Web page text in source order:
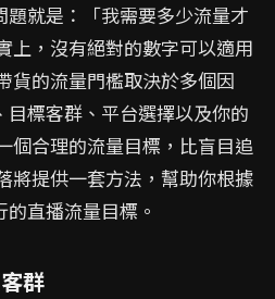
就是：「我需要多少流量才
上，沒有絕對的數字可以適用
貨的流量門檻取決於多個因
標客群、平台選擇以及你的
個合理的流量目標，比盲目追
將提供一套方法，幫助你根據
直播流量目標。
群